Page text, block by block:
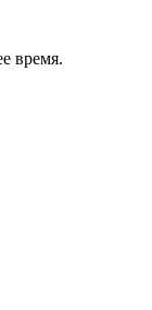
время.